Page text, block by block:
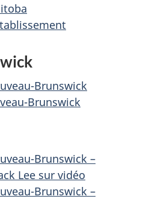
Brunswick
Brunswick
Brunswick –
Lee sur vidéo
Brunswick –